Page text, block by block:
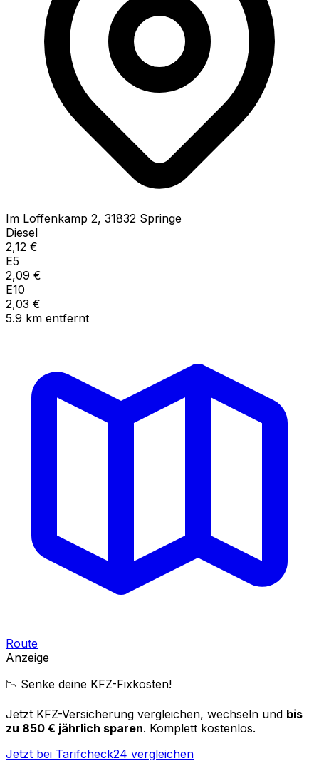
Im Loffenkamp 2, 31832 Springe
Diesel
2,12 €
E5
2,09 €
E10
2,03 €
5.9 km entfernt
Route
Anzeige
📉 Senke deine KFZ-Fixkosten!
Jetzt KFZ-Versicherung vergleichen, wechseln und bis
zu 850 € jährlich sparen. Komplett kostenlos.
Jetzt bei Tarifcheck24 vergleichen